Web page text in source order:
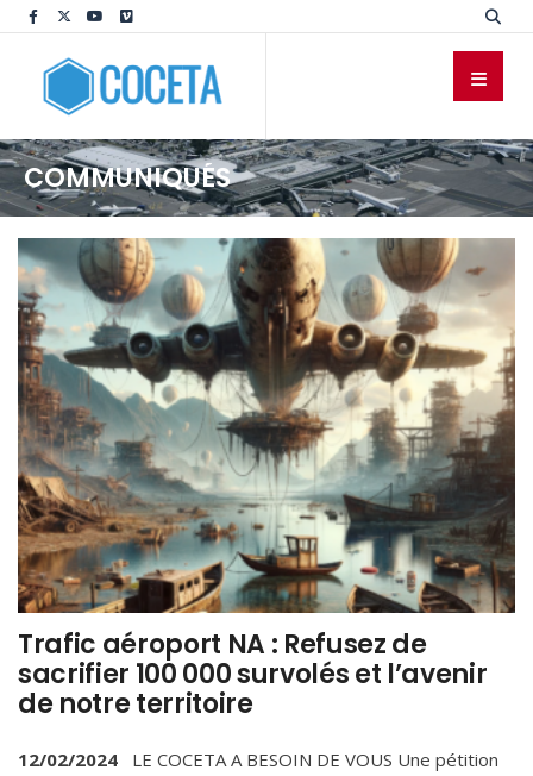
COMMUNIQUÉS
Trafic aéroport NA : Refusez de
sacrifier 100 000 survolés et l’avenir
de notre territoire
12/02/2024
LE COCETA A BESOIN DE VOUS Une pétition